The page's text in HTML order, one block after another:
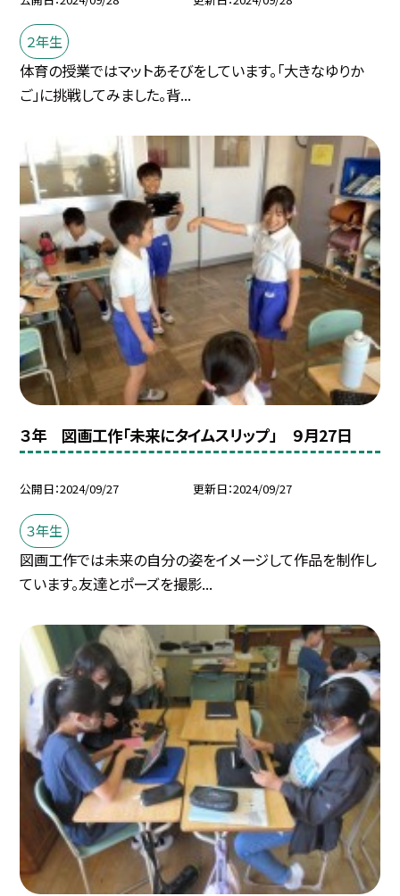
２年生
体育の授業ではマットあそびをしています。「大きなゆりか
ご」に挑戦してみました。背...
３年 図画工作「未来にタイムスリップ」 ９月27日
公開日 2024/09/27 更新日 2024/09/27
３年生
図画工作では未来の自分の姿をイメージして作品を制作し
ています。友達とポーズを撮影...